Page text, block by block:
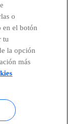
o
en el botón
tu
la opción
más